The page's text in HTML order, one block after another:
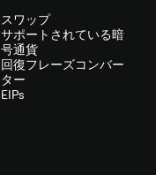
スワップ
サポートされている暗
号通貨
回復フレーズコンバー
ター
EIPs